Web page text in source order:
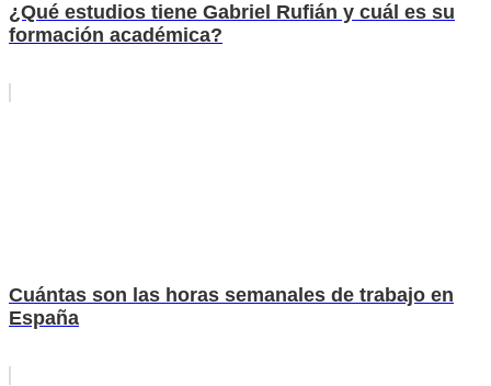
¿Qué estudios tiene Gabriel Rufián y cuál es su
formación académica?
Cuántas son las horas semanales de trabajo en
España